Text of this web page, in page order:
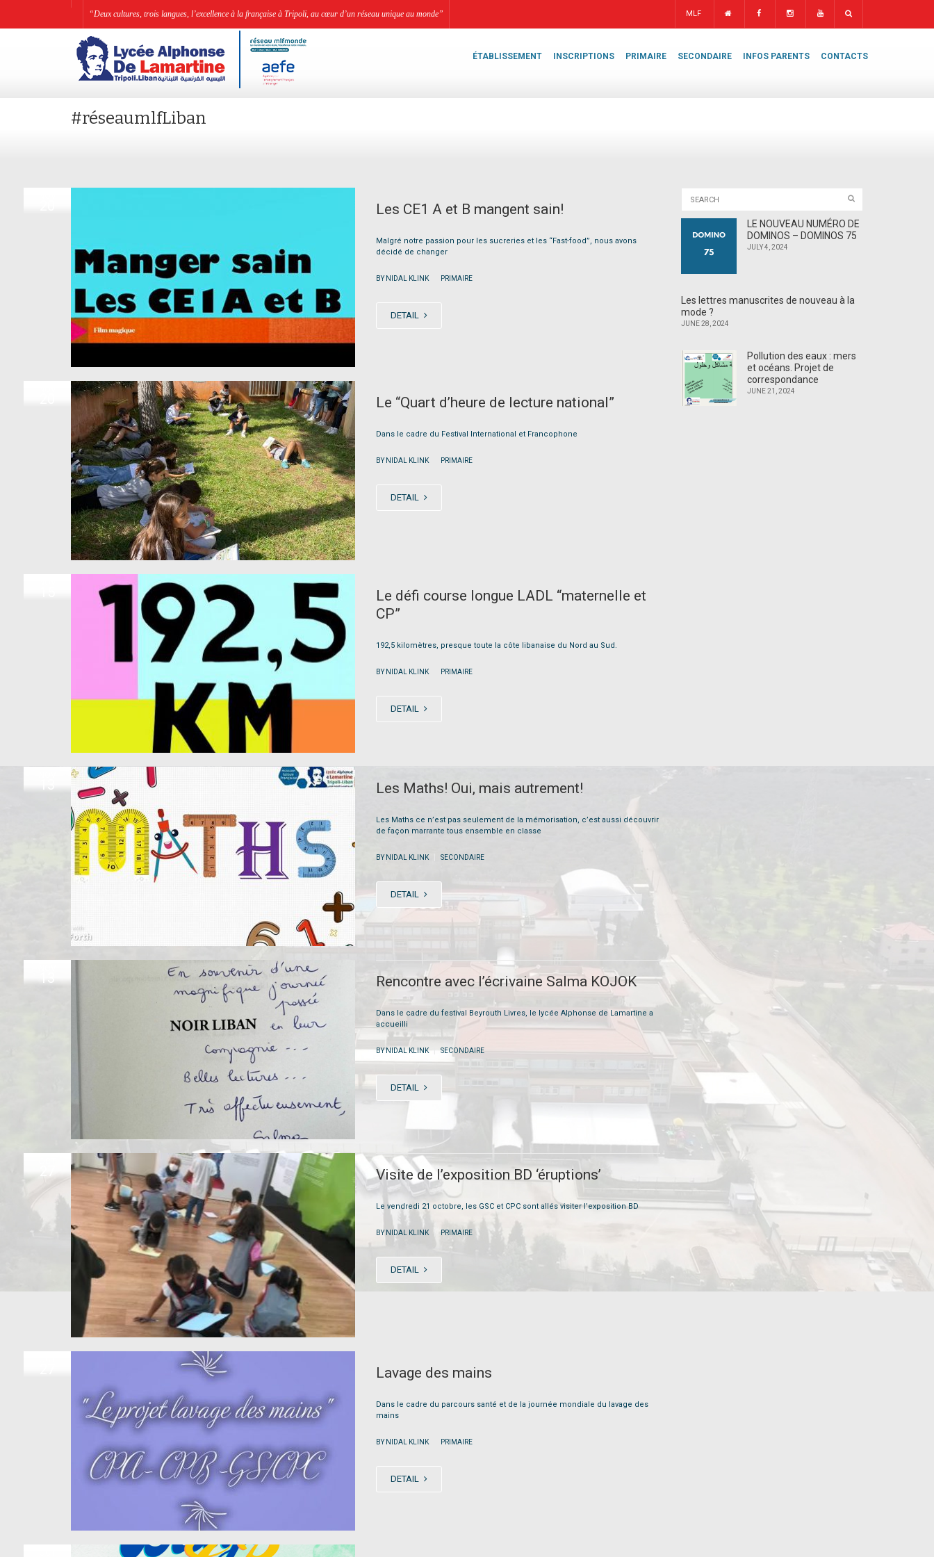
“Deux cultures, trois langues, l’excellence à la française à Tripoli, au cœur d’un réseau unique au monde” MLF
ÉTABLISSEMENT INSCRIPTIONS PRIMAIRE SECONDAIRE INFOS PARENTS CONTACTS
#réseaumlfLiban
Les CE1 A et B mangent sain!
Malgré notre passion pour les sucreries et les “Fast-food”, nous avons
décidé de changer
BY NIDAL KLINK PRIMAIRE
DETAIL
Le “Quart d’heure de lecture national”
Dans le cadre du Festival International et Francophone
BY NIDAL KLINK PRIMAIRE
DETAIL
Le défi course longue LADL “maternelle et
CP”
192,5 kilomètres, presque toute la côte libanaise du Nord au Sud.
BY NIDAL KLINK PRIMAIRE
DETAIL
Les Maths! Oui, mais autrement!
Les Maths ce n’est pas seulement de la mémorisation, c’est aussi découvrir
de façon marrante tous ensemble en classe
BY NIDAL KLINK SECONDAIRE
DETAIL
13 Rencontre avec l’écrivaine Salma KOJOK
Dans le cadre du festival Beyrouth Livres, le lycée Alphonse de Lamartine a
accueilli
BY NIDAL KLINK SECONDAIRE
DETAIL
Visite de l’exposition BD ‘éruptions’
Le vendredi 21 octobre, les GSC et CPC sont allés visiter l’exposition BD
BY NIDAL KLINK PRIMAIRE
DETAIL
Lavage des mains
Dans le cadre du parcours santé et de la journée mondiale du lavage des
mains
BY NIDAL KLINK PRIMAIRE
DETAIL
LE NOUVEAU NUMÉRO DE
DOMINOS – DOMINOS 75
JULY 4, 2024
Les lettres manuscrites de nouveau à la
mode ?
JUNE 28, 2024
Pollution des eaux : mers
et océans. Projet de
correspondance
JUNE 21, 2024